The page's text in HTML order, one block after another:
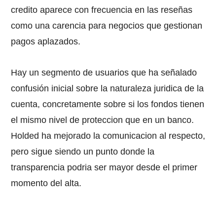
credito aparece con frecuencia en las reseñas
como una carencia para negocios que gestionan
pagos aplazados.
Hay un segmento de usuarios que ha señalado
confusión inicial sobre la naturaleza juridica de la
cuenta, concretamente sobre si los fondos tienen
el mismo nivel de proteccion que en un banco.
Holded ha mejorado la comunicacion al respecto,
pero sigue siendo un punto donde la
transparencia podria ser mayor desde el primer
momento del alta.